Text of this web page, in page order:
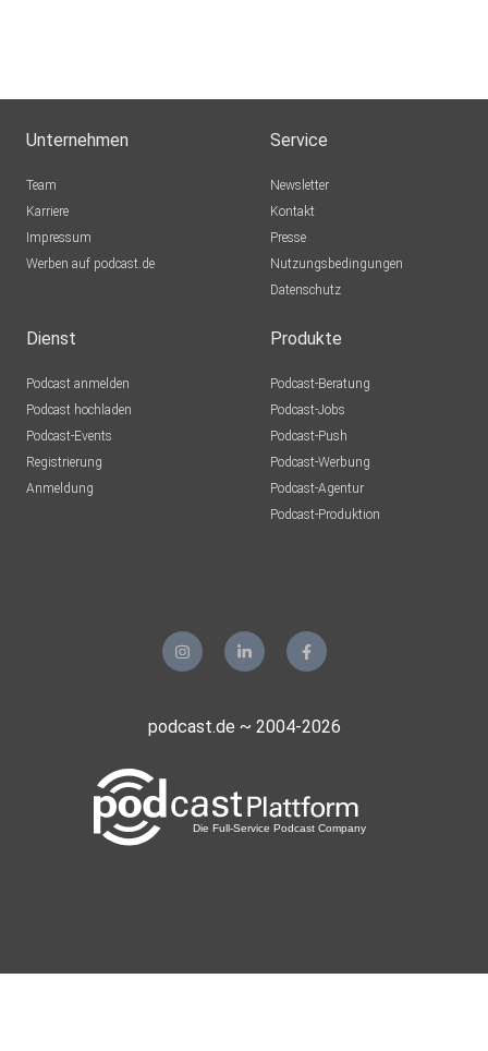
Unternehmen
Team
Karriere
Impressum
Werben auf podcast.de
Service
Newsletter
Kontakt
Presse
Nutzungsbedingungen
Datenschutz
Dienst
Podcast anmelden
Podcast hochladen
Podcast-Events
Registrierung
Anmeldung
Produkte
Podcast-Beratung
Podcast-Jobs
Podcast-Push
Podcast-Werbung
Podcast-Agentur
Podcast-Produktion
podcast.de ~ 2004-2026